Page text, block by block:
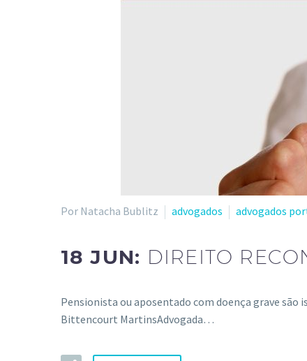
Por Natacha Bublitz advogados advogados
18 JUN: DIREITO
Pensionista ou aposentado com doença grave
Bittencourt MartinsAdvogada…